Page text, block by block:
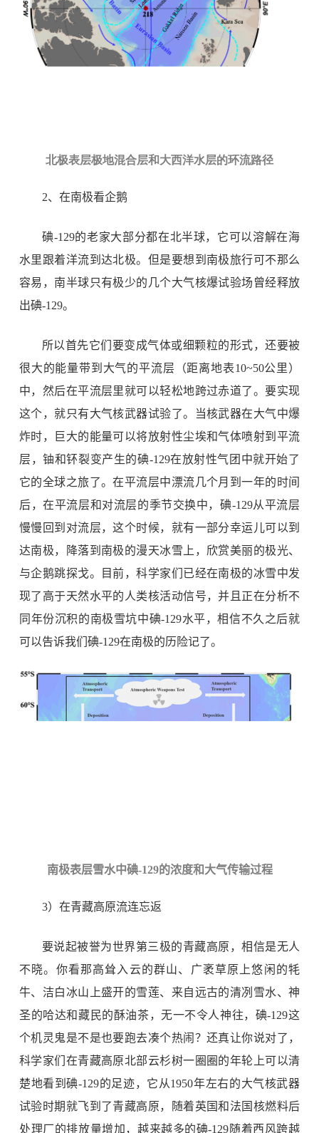
北极表层极地混合层和大西洋水层的环流路径
2、在南极看企鹅
碘-129的老家大部分都在北半球，它可以溶解在海
水里跟着洋流到达北极。但是要想到南极旅行可不那么
容易，南半球只有极少的几个大气核爆试验场曾经释放
出碘-129。
所以首先它们要变成气体或细颗粒的形式，还要被
很大的能量带到大气的平流层（距离地表10~50公里）
中，然后在平流层里就可以轻松地跨过赤道了。要实现
这个，就只有大气核武器试验了。当核武器在大气中爆
炸时，巨大的能量可以将放射性尘埃和气体喷射到平流
层，铀和钚裂变产生的碘-129在放射性气团中就开始了
它的全球之旅了。在平流层中漂流几个月到一年的时间
后，在平流层和对流层的季节交换中，碘-129从平流层
慢慢回到对流层，这个时候，就有一部分幸运儿可以到
达南极，降落到南极的漫天冰雪上，欣赏美丽的极光、
与企鹅跳探戈。目前，科学家们已经在南极的冰雪中发
现了高于天然水平的人类核活动信号，并且正在分析不
同年份沉积的南极雪坑中碘-129水平，相信不久之后就
可以告诉我们碘-129在南极的历险记了。
南极表层雪水中碘-129的浓度和大气传输过程
3）在青藏高原流连忘返
要说起被誉为世界第三极的青藏高原，相信是无人
不晓。你看那高耸入云的群山、广袤草原上悠闲的牦
牛、洁白冰山上盛开的雪莲、来自远古的清冽雪水、神
圣的哈达和藏民的酥油茶，无一不令人神往，碘-129这
个机灵鬼是不是也要跑去凑个热闹？还真让你说对了，
科学家们在青藏高原北部云杉树一圈圈的年轮上可以清
楚地看到碘-129的足迹，它从1950年左右的大气核武器
试验时期就飞到了青藏高原，随着英国和法国核燃料后
处理厂的排放量增加，越来越多的碘-129随着西风跨越